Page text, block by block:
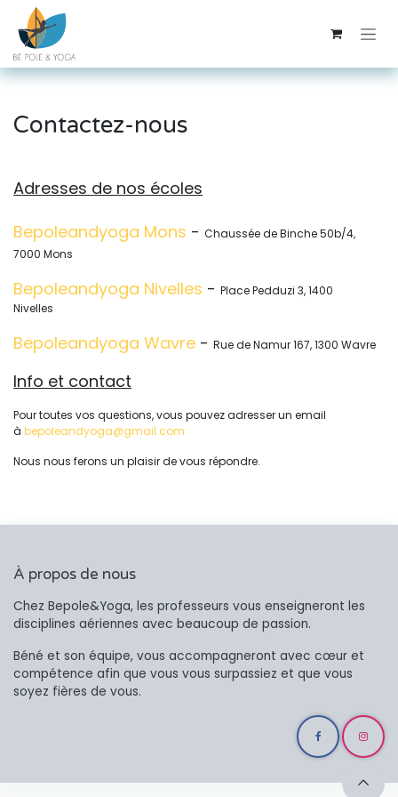
Se rendre au contenu
Contactez-nous
Adresses de nos écoles
Bepoleandyoga Mons ​​- Chaussée de Binche 50b/4,
7000 Mons
Bepoleandyoga Nivelles ​​​​ - Place Pedduzi 3, 1400
Nivelles
Bepoleandyoga Wavre ​​- Rue de Namur 167, 1300 Wavre
Info et contact
Pour toutes vos questions, vous pouvez adresser un email
à bepoleandyoga@gmail.com
Nous nous ferons un plaisir de vous répondre.
À propos de nous
Chez Bepole&Yoga, les professeurs vous enseigneront les
disciplines aériennes avec beaucoup de passion.
Béné et son équipe, vous accompagneront avec cœur et
compétence afin que vous vous surpassiez et que vous
soyez fières de vous.